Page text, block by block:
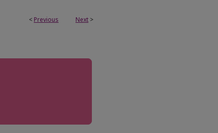
< Previous Next >